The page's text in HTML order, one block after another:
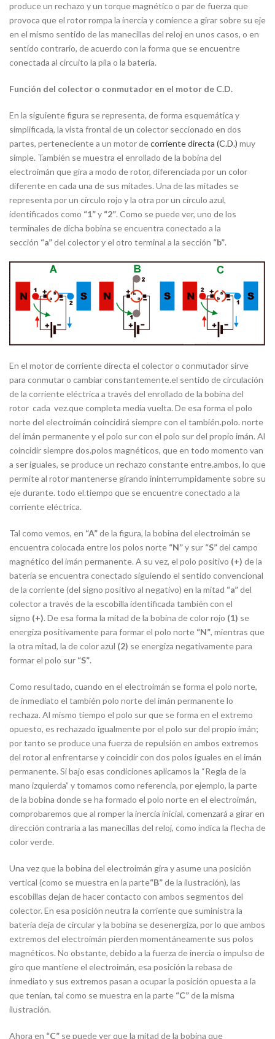
produce un rechazo y un torque magnético o par de fuerza que
provoca que el rotor rompa la inercia y comience a girar sobre su eje
en el mismo sentido de las manecillas del reloj en unos casos, o en
sentido contrario, de acuerdo con la forma que se encuentre
conectada al circuito la pila o la batería.
Función del colector o conmutador en el motor de C.D.
En la siguiente figura se representa, de forma esquemática y
simplificada, la vista frontal de un colector seccionado en dos
partes, perteneciente a un motor decorriente directa (C.D.) muy
simple. También se muestra el enrollado de la bobina del
electroimán que gira a modo de rotor, diferenciada por un color
diferente en cada una de sus mitades. Una de las mitades se
representa por un círculo rojo y la otra por un círculo azul,
identificados como “1”y “2”. Como se puede ver, uno de los
terminales de dicha bobina se encuentra conectado a la
sección “a”del colector y el otro terminal a la sección “b”.
En el motor de corriente directa el colector o conmutador sirve
para conmutar o cambiar constantemente.el sentido de circulación
de la corriente eléctrica a través del enrollado de la bobina del
rotor cada vez.que completa media vuelta. De esa forma el polo
norte del electroimán coincidirá siempre con el también.polo. norte
del imán permanente y el polo sur con el polo sur del propio imán. Al
coincidir siempre dos.polos magnéticos, que en todo momento van
a ser iguales, se produce un rechazo constante entre.ambos, lo que
permite al rotor mantenerse girando ininterrumpidamente sobre su
eje durante. todo el.tiempo que se encuentre conectado a la
corriente eléctrica.
Tal como vemos, en “A”de la figura, la bobina del electroimán se
encuentra colocada entre los polos norte “N”y sur “S”del campo
magnético del imán permanente. A su vez, el polo positivo (+) de la
batería se encuentra conectado siguiendo el sentido convencional
de la corriente (del signo positivo al negativo) en la mitad “a”del
colector a través de la escobilla identificada también con el
signo (+). De esa forma la mitad de la bobina de color rojo (1) se
energiza positivamente para formar el polo norte “N”, mientras que
la otra mitad, la de color azul (2) se energiza negativamente para
formar el polo sur “S”.
Como resultado, cuando en el electroimán se forma el polo norte,
de inmediato el también polo norte del imán permanente lo
rechaza. Al mismo tiempo el polo sur que se forma en el extremo
opuesto, es rechazado igualmente por el polo sur del propio imán;
por tanto se produce una fuerza de repulsión en ambos extremos
del rotor al enfrentarse y coincidir con dos polos iguales en el imán
permanente. Si bajo esas condiciones aplicamos la “Regla de la
mano izquierda” y tomamos como referencia, por ejemplo, la parte
de la bobina donde se ha formado el polo norte en el electroimán,
comprobaremos que al romper la inercia inicial, comenzará a girar en
dirección contraria a las manecillas del reloj, como indica la flecha de
color verde.
Una vez que la bobina del electroimán gira y asume una posición
vertical (como se muestra en la parte“B”de la ilustración), las
escobillas dejan de hacer contacto con ambos segmentos del
colector. En esa posición neutra la corriente que suministra la
batería deja de circular y la bobina se desenergiza, por lo que ambos
extremos del electroimán pierden momentáneamente sus polos
magnéticos. No obstante, debido a la fuerza de inercia o impulso de
giro que mantiene el electroimán, esa posición la rebasa de
inmediato y sus extremos pasan a ocupar la posición opuesta a la
que tenían, tal como se muestra en la parte “C”de la misma
ilustración.
Ahora en “C” se puede ver que la mitad de la bobina que